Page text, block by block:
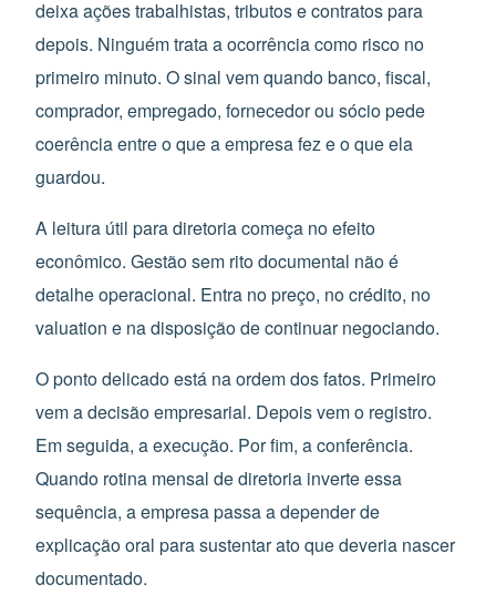
deixa ações trabalhistas, tributos e contratos para
depois. Ninguém trata a ocorrência como risco no
primeiro minuto. O sinal vem quando banco, fiscal,
comprador, empregado, fornecedor ou sócio pede
coerência entre o que a empresa fez e o que ela
guardou.
A leitura útil para diretoria começa no efeito
econômico. Gestão sem rito documental não é
detalhe operacional. Entra no preço, no crédito, no
valuation e na disposição de continuar negociando.
O ponto delicado está na ordem dos fatos. Primeiro
vem a decisão empresarial. Depois vem o registro.
Em seguida, a execução. Por fim, a conferência.
Quando rotina mensal de diretoria inverte essa
sequência, a empresa passa a depender de
explicação oral para sustentar ato que deveria nascer
documentado.